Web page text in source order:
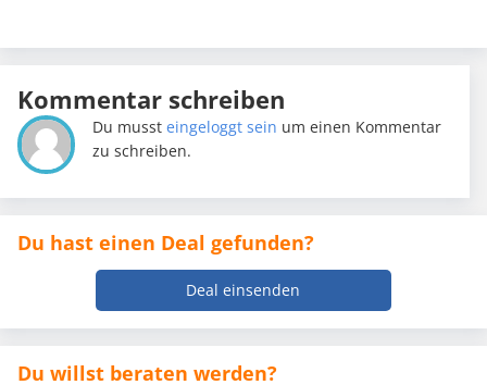
Kommentar schreiben
Du mussteingeloggt sein um einen Kommentar
zu schreiben.
Du hast einen Deal gefunden?
Deal einsenden
Du willst beraten werden?